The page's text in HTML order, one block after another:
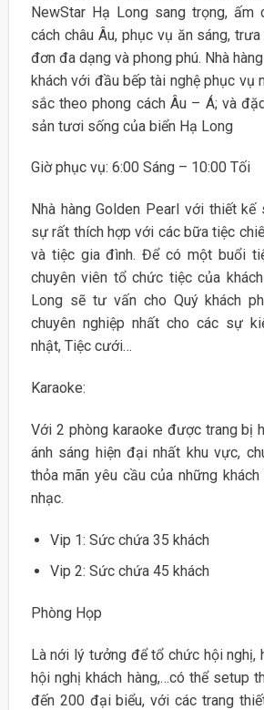
NewStar Hạ Long sang trọng, ấm
cách châu Âu, phục vụ ăn sáng,
đơn đa dạng và phong phú. Nhà
khách với đầu bếp tài nghệ phục vụ
sắc theo phong cách Âu – Á; và
sản tươi sống của biển Hạ Long
Giờ phục vụ: 6:00 Sáng – 10:00 Tối
Nhà hàng Golden Pearl với thiết
sự rất thích hợp với các bữa tiệc
và tiệc gia đình. Để có một buổi
chuyên viên tổ chức tiệc của
Long sẽ tư vấn cho Quý khách
chuyên nghiệp nhất cho các sự
nhật, Tiệc cưới…
Karaoke:
Với 2 phòng karaoke được trang bị
ánh sáng hiện đại nhất khu vực,
thỏa mãn yêu cầu của những
nhạc.
Vip 1: Sức chứa 35 khách
Vip 2: Sức chứa 45 khách
Phòng Họp
Là nới lý tưởng để tổ chức hội nghị,
hội nghị khách hàng,…có thể setup
đến 200 đại biểu, với các trang